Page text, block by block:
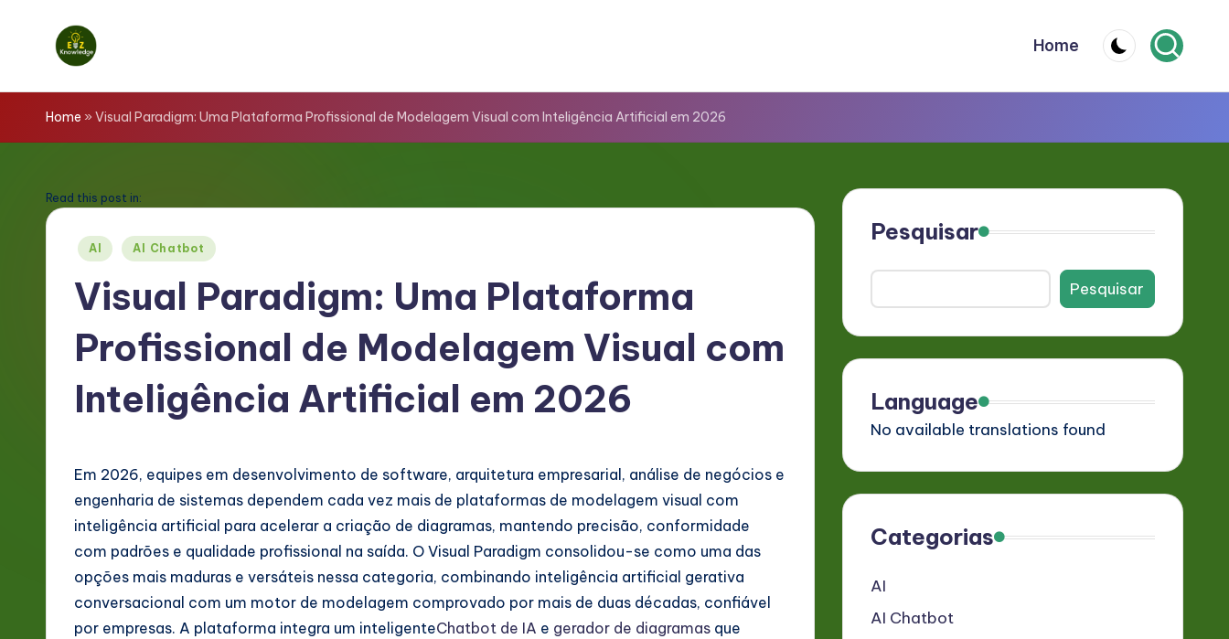
E
z
n
w
rt
Home
Home » Visual Paradigm: Uma Plataforma Profissional de Modelagem Visual com Inteligência Artificial em 2026
Read this post in:
Posted
AI AI Chatbot
Visual Paradigm: Uma Plataforma
Profissional de Modelagem Visual com
Inteligência Artificial em 2026
Em 2026, equipes em desenvolvimento de software, arquitetura empresarial, análise de negócios e
engenharia de sistemas dependem cada vez mais de plataformas de modelagem visual com
inteligência artificial para acelerar a criação de diagramas, mantendo precisão, conformidade
com padrões e qualidade profissional na saída. O Visual Paradigm consolidou-se como uma das
opções mais maduras e versáteis nessa categoria, combinando inteligência artificial gerativa
conversacional com um motor de modelagem comprovado por mais de duas décadas, confiável
por empresas. A plataforma integra um inteligenteChatbot de IA e gerador de diagramas que
Pesquisar
Pesquisar
Language
No available translations found
Categorias
AI
AI Chatbot